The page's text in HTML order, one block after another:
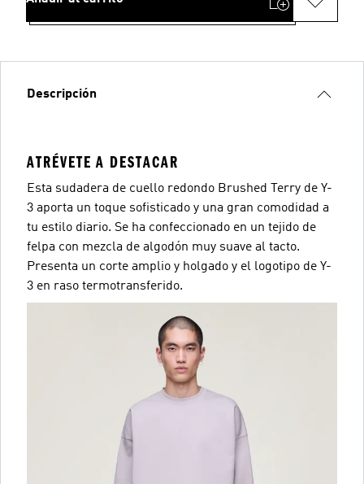
Descripción
ATRÉVETE A DESTACAR
Esta sudadera de cuello redondo Brushed Terry de Y-
3 aporta un toque sofisticado y una gran comodidad a
tu estilo diario. Se ha confeccionado en un tejido de
felpa con mezcla de algodón muy suave al tacto.
Presenta un corte amplio y holgado y el logotipo de Y-
3 en raso termotransferido.